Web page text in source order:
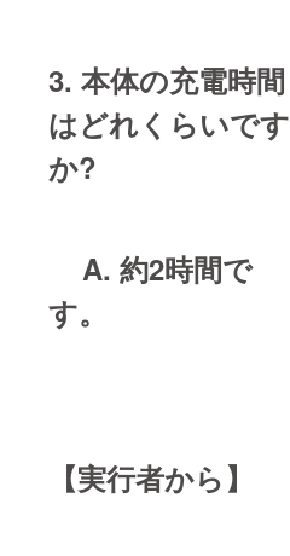
3. 本体の充電時間
はどれくらいです
か?
A. 約2時間で
す。
【実行者から】